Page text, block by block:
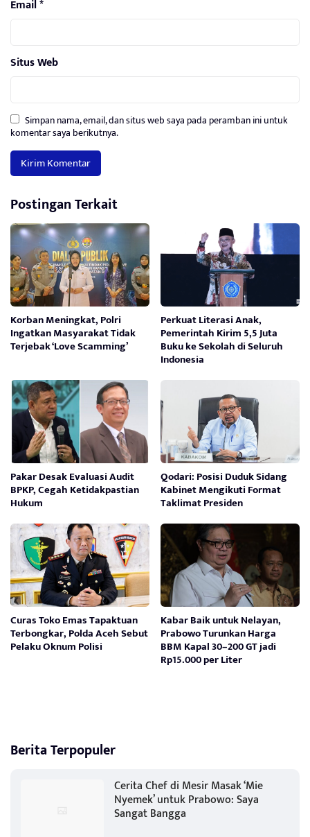
Email*
Situs Web
Simpan nama, email, dan situs web saya pada peramban ini untuk
komentar saya berikutnya.
Postingan Terkait
Korban Meningkat, Polri
Ingatkan Masyarakat Tidak
Terjebak ‘Love Scamming’
Perkuat Literasi Anak,
Pemerintah Kirim 5,5 Juta
Buku ke Sekolah di Seluruh
Indonesia
Pakar Desak Evaluasi Audit
BPKP, Cegah Ketidakpastian
Hukum
Qodari: Posisi Duduk Sidang
Kabinet Mengikuti Format
Taklimat Presiden
Curas Toko Emas Tapaktuan
Terbongkar, Polda Aceh Sebut
Pelaku Oknum Polisi
Kabar Baik untuk Nelayan,
Prabowo Turunkan Harga
BBM Kapal 30–200 GT jadi
Rp15.000 per Liter
Berita Terpopuler
Cerita Chef di Mesir Masak ‘Mie
Nyemek’ untuk Prabowo: Saya
Sangat Bangga